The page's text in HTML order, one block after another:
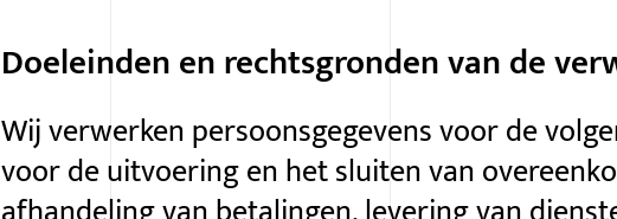
Doeleinden en rechtsgronden van de
Wij verwerken persoonsgegevens voor de
voor de uitvoering en het sluiten van